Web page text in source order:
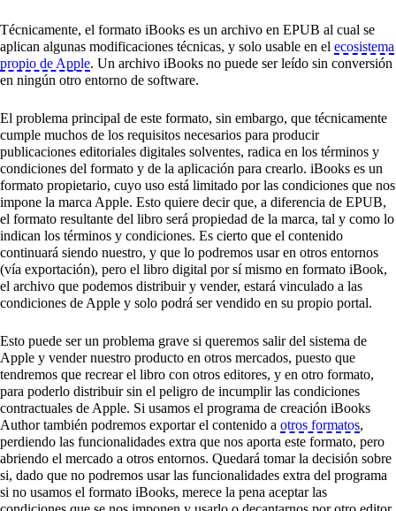
Técnicamente, el formato iBooks es un archivo en EPUB al cual se
aplican algunas modificaciones técnicas, y solo usable en el ecosistema
propio de Apple. Un archivo iBooks no puede ser leído sin conversión
en ningún otro entorno de software.
El problema principal de este formato, sin embargo, que técnicamente
cumple muchos de los requisitos necesarios para producir
publicaciones editoriales digitales solventes, radica en los términos y
condiciones del formato y de la aplicación para crearlo. iBooks es un
formato propietario, cuyo uso está limitado por las condiciones que nos
impone la marca Apple. Esto quiere decir que, a diferencia de EPUB,
el formato resultante del libro será propiedad de la marca, tal y como lo
indican los términos y condiciones. Es cierto que el contenido
continuará siendo nuestro, y que lo podremos usar en otros entornos
(vía exportación), pero el libro digital por sí mismo en formato iBook,
el archivo que podemos distribuir y vender, estará vinculado a las
condiciones de Apple y solo podrá ser vendido en su propio portal.
Esto puede ser un problema grave si queremos salir del sistema de
Apple y vender nuestro producto en otros mercados, puesto que
tendremos que recrear el libro con otros editores, y en otro formato,
para poderlo distribuir sin el peligro de incumplir las condiciones
contractuales de Apple. Si usamos el programa de creación iBooks
Author también podremos exportar el contenido a otros formatos,
perdiendo las funcionalidades extra que nos aporta este formato, pero
abriendo el mercado a otros entornos. Quedará tomar la decisión sobre
si, dado que no podremos usar las funcionalidades extra del programa
si no usamos el formato iBooks, merece la pena aceptar las